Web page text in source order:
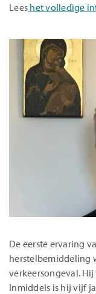
Lees het volledige
De eerste ervaring
herstelbemiddeling
verkeersongeval.
Inmiddels is hij vijf